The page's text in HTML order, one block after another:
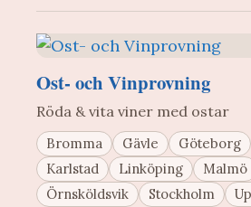
Ost- och Vinprovning
Röda & vita viner med ostar
Bromma Gävle Göteborg
Karlstad
Linköping Malmö
Örnsköldsvik
Stockholm